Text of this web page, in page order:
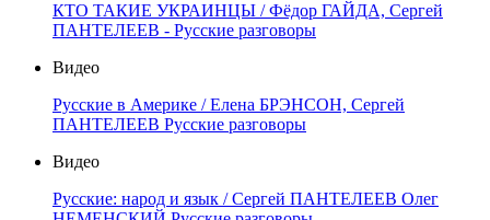
КТО ТАКИЕ УКРАИНЦЫ / Фёдор ГАЙДА, Сергей
ПАНТЕЛЕЕВ - Русские разговоры
Видео
Русские в Америке / Елена БРЭНСОН, Сергей
ПАНТЕЛЕЕВ Русские разговоры
Видео
Русские: народ и язык / Сергей ПАНТЕЛЕЕВ Олег